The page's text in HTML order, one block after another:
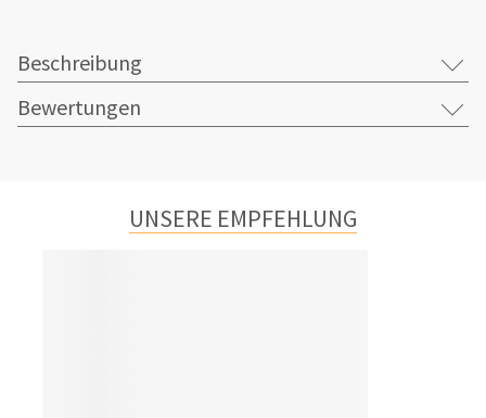
Beschreibung
Bewertungen
UNSERE EMPFEHLUNG